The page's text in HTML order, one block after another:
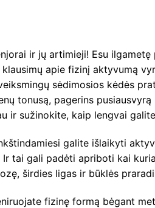
ir jų artimieji! Esu
apie fizinį aktyvumą
sėdimosios kėdės
tonusą, pagerins
ir sužinokite, kaip lengvai
galite išlaikyti
Ir tai gali padėti apriboti kai
širdies ligas ir būklės
fizinę formą bėgant